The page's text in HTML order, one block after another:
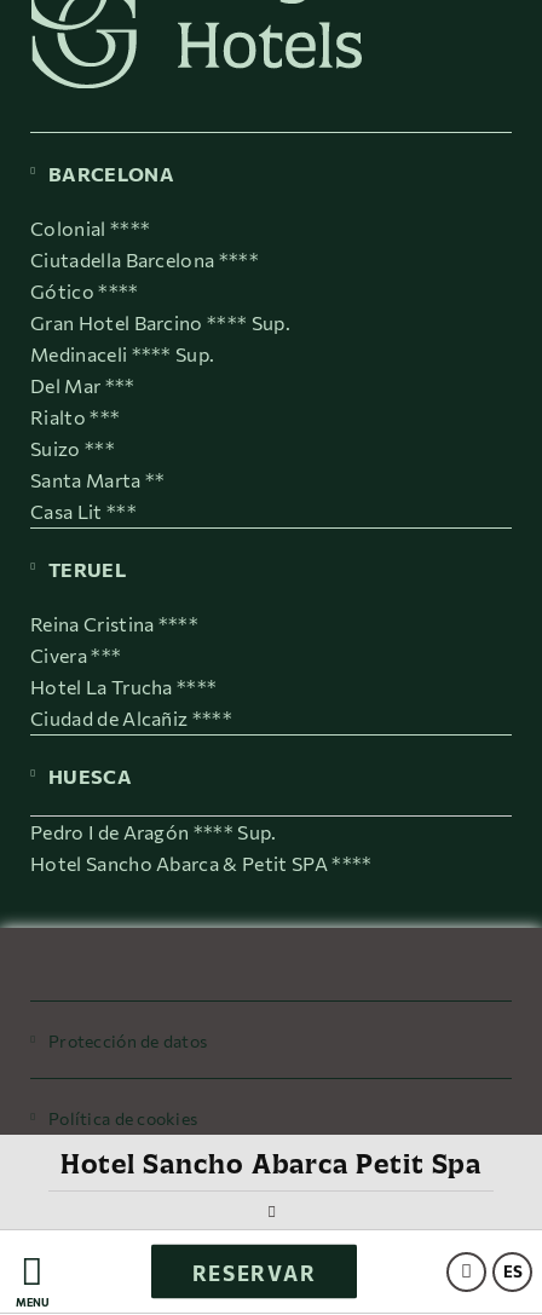
MENÚ
ES
RESERVAR
Hotel Sancho Abarca Petit Spa
BARCELONA
Colonial ****
Ciutadella Barcelona ****
Gótico ****
Gran Hotel Barcino **** Sup.
Medinaceli **** Sup.
Del Mar ***
Rialto ***
Suizo ***
Santa Marta **
Casa Lit ***
TERUEL
Reina Cristina ****
Civera ***
Hotel La Trucha ****
Ciudad de Alcañiz ****
HUESCA
Pedro I de Aragón **** Sup.
Hotel Sancho Abarca & Petit SPA ****
Protección de datos
Política de cookies
Aviso legal